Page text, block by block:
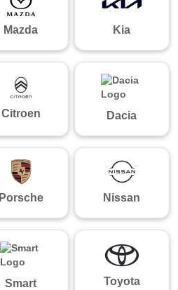
Mazda Kia
Citroen Dacia
Porsche Nissan
Smart Toyota